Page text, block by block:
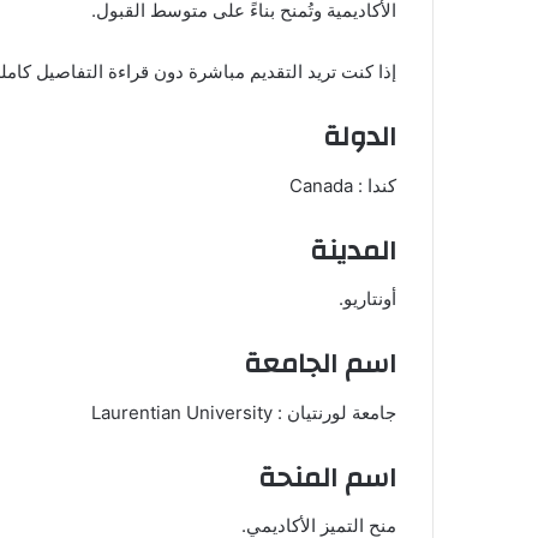
الأكاديمية وتُمنح بناءً على متوسط القبول.
إذا كنت تريد التقديم مباشرة دون قراءة التفاصيل
الدولة
كندا : Canada
المدينة
أونتاريو.
اسم الجامعة
جامعة لورنتيان : Laurentian University
اسم المنحة
منح التميز الأكاديمي.